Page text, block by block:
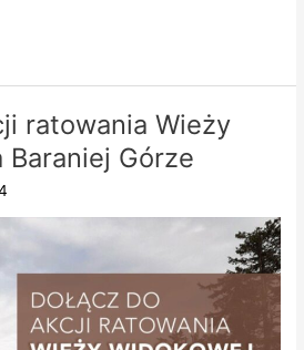
ratowania Wieży
Górze